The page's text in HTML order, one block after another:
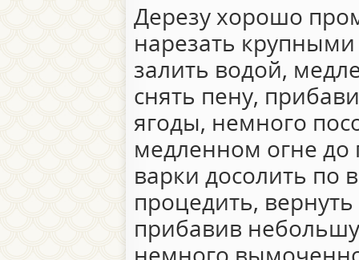
Дерезу хорошо
нарезать
залить водой,
снять пену,
ягоды, немного
медленном огне до
варки досолить по
процедить,
прибавив